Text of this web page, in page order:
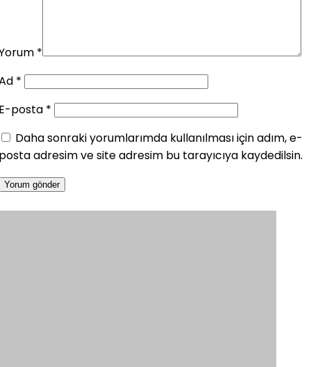
*
*
posta *
Daha sonraki yorumlarımda kullanılması için adım, e-
adresim ve site adresim bu tarayıcıya kaydedilsin.